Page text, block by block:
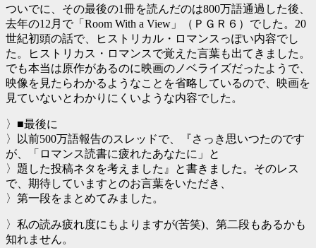
ついでに、その最後の1冊を読んだのは800万語通過した後、
去年の12月で「Room With a View」（ＰＧＲ６）でした。20
世紀初頭の話で、ヒストリカル・ロマンスっぽい内容でし
た。ヒストリカス・ロマンスで覚えた言葉も出てきました。
でも本当は原作があるのに映画のノベライズだったようで、
映像を見たらわかるようなことを省略しているので、映画を
見ていないとわかりにくいような内容でした。
〉■最後に
〉以前500万語報告のスレッドで、『さっき思いつたのです
が、「ロマンス読書に疲れたあなたに」と
〉題した投稿ネタを考えました』と書きました。そのレス
で、期待していますとのお言葉をいただき、
〉第一段をまとめてみました。
〉私の読み疲れ度にもよりますが(苦笑)、第二段もあるかも
知れません。